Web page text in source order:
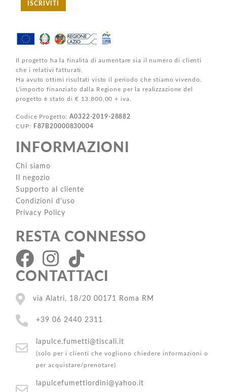
ISCRIVITI
Il progetto ha la finalità di aumentare sia il numero di clienti
che i relativi fatturati.
Ha avuto ottimi risultati visto il periodo che stiamo vivendo.
L'importo finanziato dalla Regione per la realizzazione del
progetto è stato di € 13.800,00 + iva.
Codice Progetto:A0322-2019-28882
CUP:
F87B20000830004
INFORMAZIONI
Chi siamo
Il negozio
Supporto al cliente
Condizioni d'uso
Privacy Policy
RESTA CONNESSO
CONTATTACI
via Alatri, 18/20 00171 Roma RM
+39 06 2440 2311
lapulce.fumetti@tiscali.it
(solo per i clienti che vogliono chiedere informazioni o
per acquistare/prenotare)
lapulcefumettiordini@yahoo.it